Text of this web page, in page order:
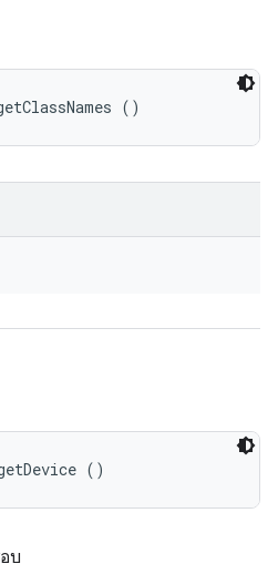
()
()
บ